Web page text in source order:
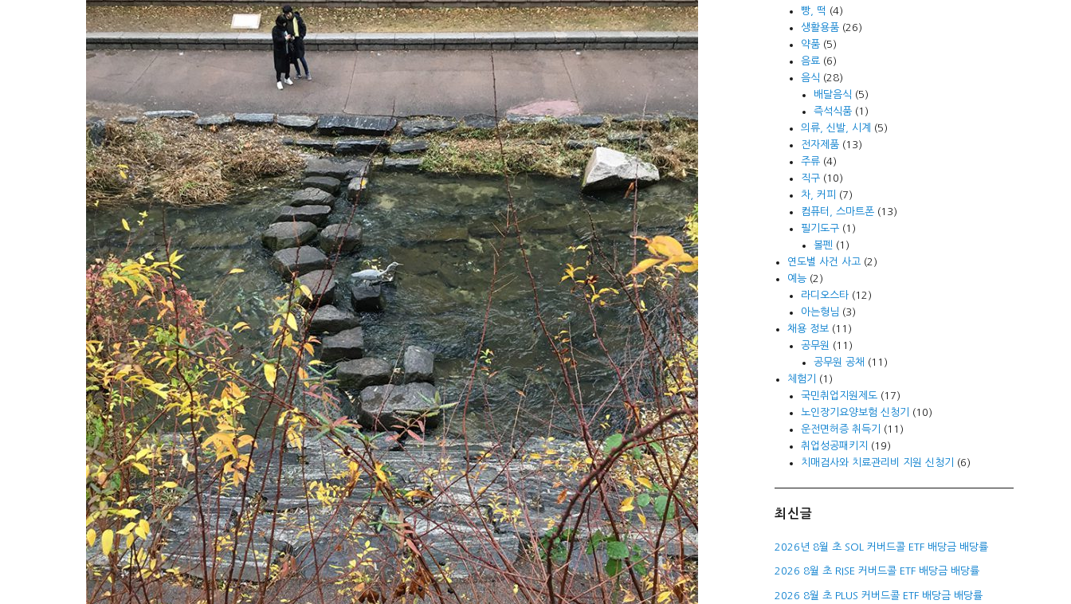
빵, 떡 (4)
생활용품(26)
약품(5)
음료(6)
음식 (28)
배달음식 (5)
즉석식품(1)
의류, 신발, 시계
(5)
전자제품(13)
주류(4)
직구(10)
차, 커피
(7)
컴퓨터, 스마트폰(13)
필기도구(1)
볼펜 (1)
연도별 사건 사고 (2)
예능 (2)
라디오스타(12)
아는형님 (3)
채용 정보 (11)
공무원
(11)
공무원 공채 (11)
체험기
(1)
국민취업지원제도(17)
노인장기요양보험 신청기
(10)
운전면허증 취득기
(11)
취업성공패키지
(19)
치매검사와 치료관리비 지원 신청기
(6)
최신글
2026년 8월 초 SOL 커버드콜 ETF 배당금 배당률
2026 8월 초 RISE 커버드콜 ETF 배당금 배당률
2026 8월 초 PLUS 커버드콜 ETF 배당금 배당률